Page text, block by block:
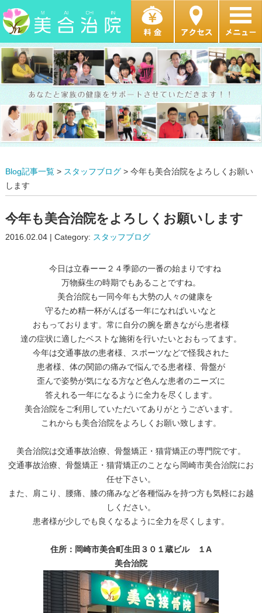
Blog記事一覧> スタッフブログ> 今年も美合治院をよろしくお願い
します
今年も美合治院をよろしくお願いします
2016.02.04 | Category: スタッフブログ
今日は立春ーー２４季節の一番の始まりですね
万物蘇生の時期でもあることですね。
美合治院も一同今年も大勢の人々の健康を
守るため精一杯がんばる一年になればいいなと
おもっております。常に自分の腕を磨きながら患者様
達の症状に適したベストな施術を行いたいとおもってます。
今年は交通事故の患者様、スポーツなどで怪我された
患者様、体の関節の痛みで悩んでる患者様、骨盤が
歪んで姿勢が気になる方など色んな患者のニーズに
答えれる一年になるように全力を尽くします。
美合治院をご利用していただいてありがとうございます。
これからも美合治院をよろしくお願い致します。
美合治院は交通事故治療、骨盤矯正・猫背矯正の専門院です。
交通事故治療、骨盤矯正・猫背矯正のことなら岡崎市美合治院にお
任せ下さい。
また、肩こり、腰痛、膝の痛みなど各種悩みを持つ方も気軽にお越
しください。
患者様が少しでも良くなるように全力を尽くします。
住所：岡崎市美合町生田３０１蔵ビル １A
美合治院